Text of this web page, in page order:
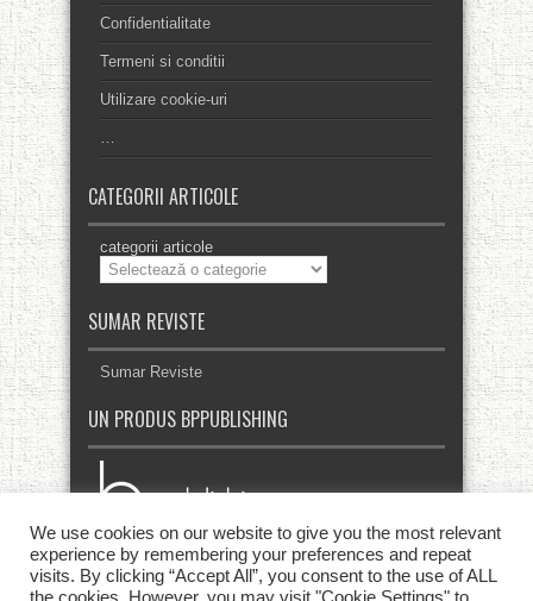
Confidentialitate
Termeni si conditii
Utilizare cookie-uri
…
CATEGORII ARTICOLE
categorii articole
SUMAR REVISTE
Sumar Reviste
UN PRODUS BPPUBLISHING
We use cookies on our website to give you the most relevant
experience by remembering your preferences and repeat
visits. By clicking “Accept All”, you consent to the use of ALL